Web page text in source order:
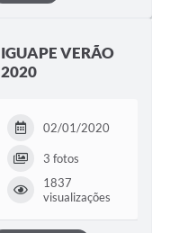
IGUAPE VERÃO
2020
02/01/2020
3 fotos
1837
visualizações